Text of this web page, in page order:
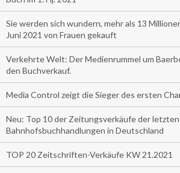
Sie werden sich wundern, mehr als 13
Juni 2021 von Frauen gekauft
Verkehrte Welt: Der Medienrummel um
den Buchverkauf.
Media Control zeigt die Sieger des ersten
Neu: Top 10 der Zeitungsverkäufe der letzten
Bahnhofsbuchhandlungen in Deutschland
TOP 20 Zeitschriften-Verkäufe KW 21.2021